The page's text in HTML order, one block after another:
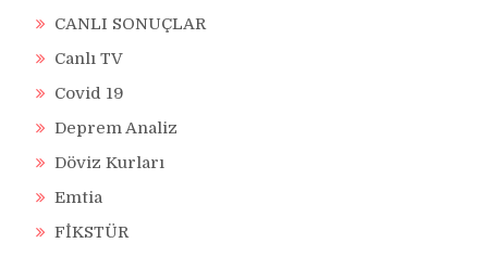
CANLI SONUÇLAR
Canlı TV
Covid 19
Deprem Analiz
Döviz Kurları
Emtia
FİKSTÜR